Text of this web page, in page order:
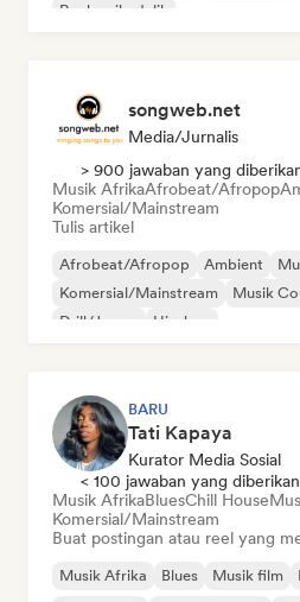
Rock psikedelik
songweb.net
Media/Jurnalis
> 900 jawaban yang
Musik AfrikaAfrobeat/Afropop
Komersial/Mainstream
Tulis artikel
Afrobeat/Afropop Ambient
Komersial/Mainstream
Musik
Drill/Jersey
Hip-hop
BARU
Tati Kapaya
Kurator Media Sosial
< 100 jawaban yang diberikan
Musik AfrikaBluesChill House
Komersial/Mainstream
Buat postingan atau reel yang
Musik Afrika Blues Musik film